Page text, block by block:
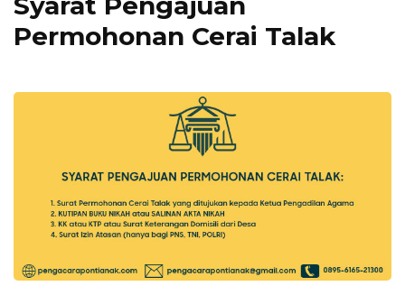
Permohonan Cerai Talak